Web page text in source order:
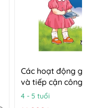
Các hoạt động
và tiếp cận công
tuổi)
4 - 5 tuổi